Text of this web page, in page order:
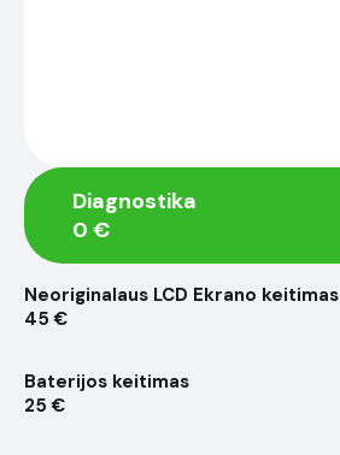
Diagnostika
0 €
Neoriginalaus LCD Ekrano keitimas
45 €
Baterijos keitimas
25 €